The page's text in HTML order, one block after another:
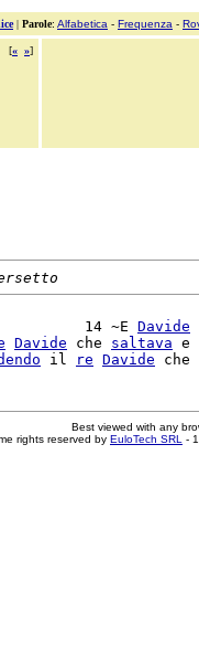
| Parole: Alfabetica - Frequenza -
[« »]
14 ~E Davide
Davide che saltava e
il re Davide che
Best viewed with any
rights reserved by EuloTech SRL -